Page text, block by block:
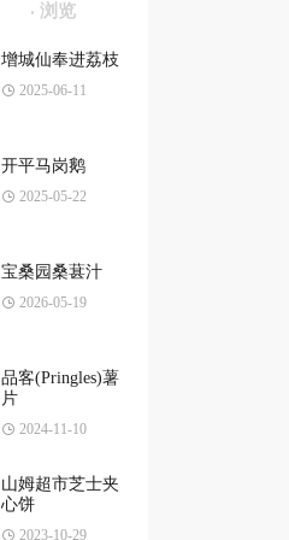
浏览
增城仙奉进荔枝
2025-06-11
开平马岗鹅
2025-05-22
宝桑园桑葚汁
2026-05-19
品客(Pringles)薯
片
2024-11-10
山姆超市芝士夹
心饼
2023-10-29